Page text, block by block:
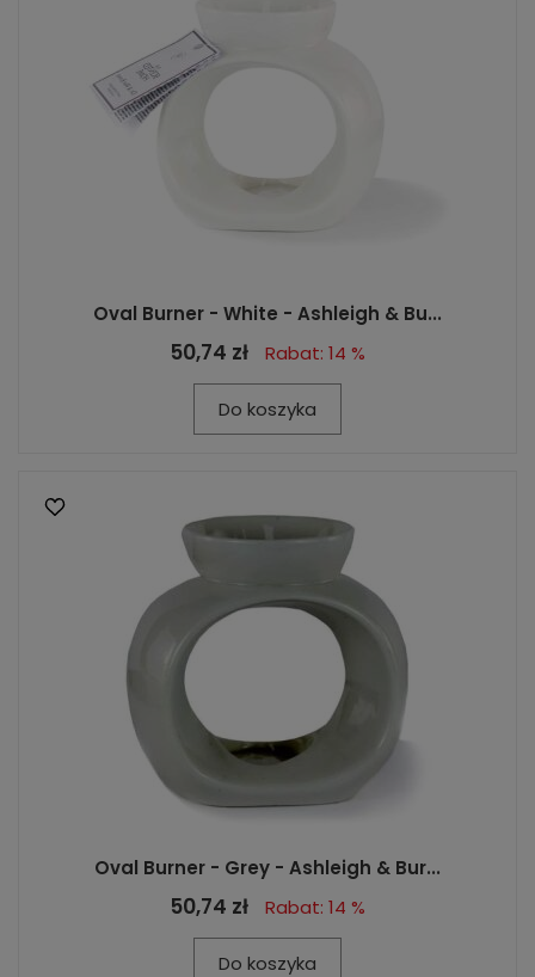
Oval Burner - White - Ashleigh & Bu...
50,74 zł Rabat: 14 %
Do koszyka
Oval Burner - Grey - Ashleigh & Bur...
50,74 zł Rabat: 14 %
Do koszyka